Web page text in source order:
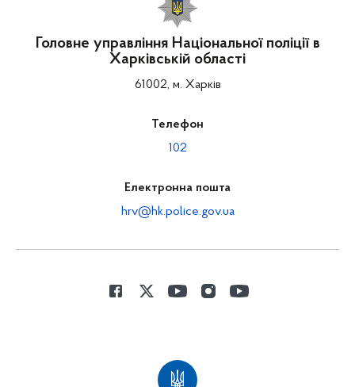
Головне управління Національної поліції в
Харківській області
61002, м. Харків
Телефон
102
Електронна пошта
hrv@hk.police.gov.ua